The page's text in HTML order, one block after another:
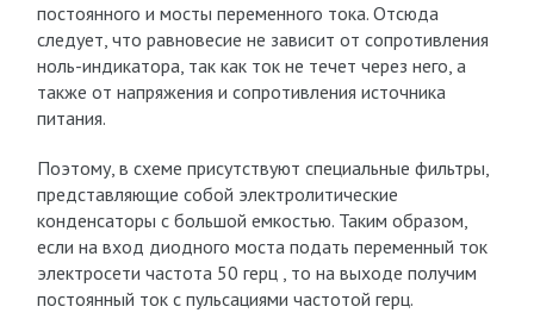
постоянного и мосты переменного тока. Отсюда
следует, что равновесие не зависит от сопротивления
ноль-индикатора, так как ток не течет через него, а
также от напряжения и сопротивления источника
питания.
Поэтому, в схеме присутствуют специальные фильтры,
представляющие собой электролитические
конденсаторы с большой емкостью. Таким образом,
если на вход диодного моста подать переменный ток
электросети частота 50 герц , то на выходе получим
постоянный ток с пульсациями частотой герц.